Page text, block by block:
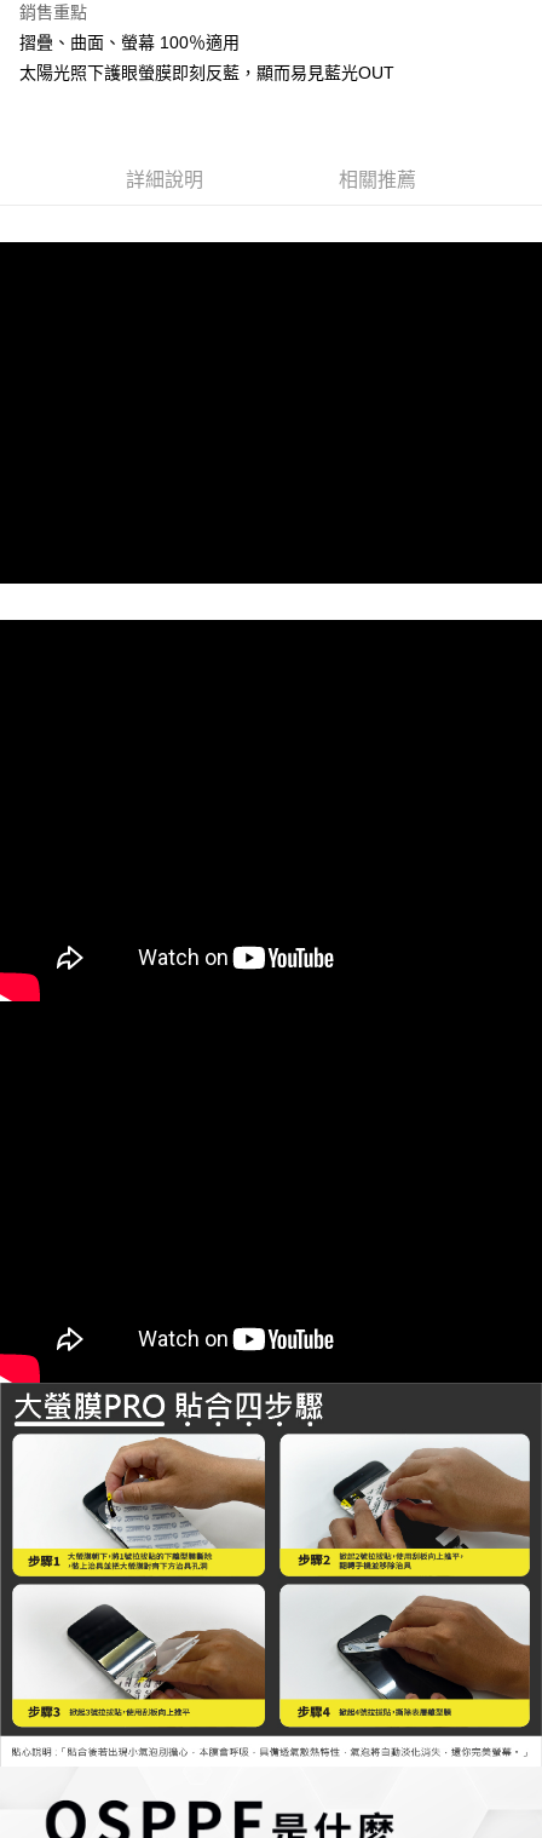
每筆NT$60，滿NT$390(含以上)免運費
7-11取貨付款
每筆NT$55，滿NT$390(含以上)免運費
銷售重點
摺疊、曲面、螢幕 100％適用
太陽光照下護眼螢膜即刻反藍，顯而易見藍光OUT
詳細說明 相關推薦